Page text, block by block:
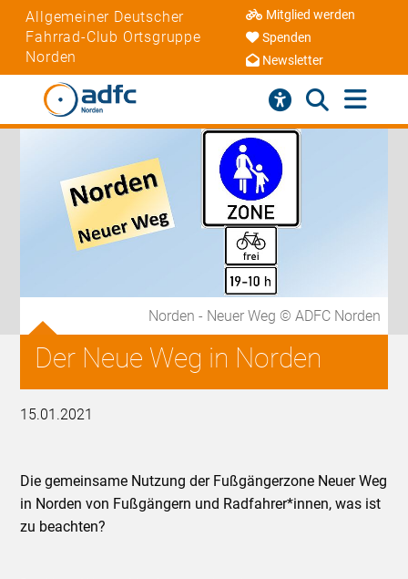
Allgemeiner Deutscher
Fahrrad-Club Ortsgruppe
Norden
Mitglied werden
Spenden
Newsletter
Norden - Neuer Weg © ADFC Norden
Der Neue Weg in Norden
15.01.2021
Die gemeinsame Nutzung der Fußgängerzone Neuer Weg
in Norden von Fußgängern und Radfahrer*innen, was ist
zu beachten?